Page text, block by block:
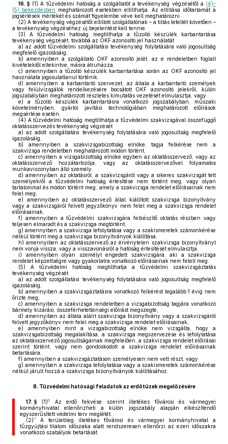
16. § (1) A tűzvédelmi hatóság a szolgáltatót a tevékenység végzésétől a (4)–
(5) bekezdésben meghatározott esetekben eltilthatja. Az eltiltása időtartamát a
jogsértések mértékét és számát figyelembe véve kell meghatározni.
(2) A tevékenység végzésétől eltiltott szolgáltatónak – a tiltás leteltét követően –
a tevékenység végzéséhez új bejelentést kell tennie.
(3) A tűzvédelmi hatóság megtilthatja a tűzoltó készülék karbantartása
tevékenység végzését, továbbá az OKF azonosító jel használatát
a) az adott tűzvédelmi szolgáltatási tevékenység folytatására való jogosultság
megfelelő igazolásáig,
b) amennyiben a szolgáltató OKF azonosító jelét, az e rendeletben foglalt
kivételektől eltekintve, másra átruházza,
c) amennyiben a tűzoltó készülék karbantartása során az OKF azonosító jel
használata jogosulatlanul történik,
d) amennyiben a karbantartó szervezet, az általa a karbantartó személyek
vagy felülvizsgálók rendelkezésére bocsátott OKF azonosító jelekről, külön
jogszabályban meghatározott részletes kimutatás vezetését elmulasztja, vagy
e) a tűzoltó készülék karbantartásra vonatkozó jogszabályban, műszaki
követelményben, gyártói javítási technológiában meghatározott előírások
megsértése esetén.
(4) A tűzvédelmi hatóság megtilthatja a tűzvédelmi szakvizsgával összefüggő
oktatásszervezés tevékenység végzését
a) az adott szolgáltatási tevékenység folytatására való jogosultság megfelelő
igazolásáig,
b) amennyiben a szakvizsgabizottság elnöke, tagja felkérése nem a
szakvizsga rendeletben meghatározott módon történt,
c) amennyiben a vizsgabizottság elnöke egyben az oktatásszervező, vagy az
oktatásszervező hozzátartozója, vagy az oktatásszervezővel folyamatos
munkaviszonyban álló személy,
d) amennyiben az oktatásról, a szakvizsgáról vagy a sikeres szakvizsgát tett
személyekről a tűzvédelmi hatóság értesítése nem történt meg, vagy olyan
tartalommal és módon történt meg, amely a szakvizsga rendelet előírásainak nem
felel meg,
e) amennyiben az oktatásszervező által kiállított szakvizsga bizonyítvány
vagy a szakvizsgáról felvett jegyzőkönyv nem felel meg a szakvizsga rendelet
előírásainak,
f) amennyiben a tűzvédelmi szakvizsgára felkészítő oktatás részben vagy
teljesen elmaradt és a szakvizsga megtörtént,
g) amennyiben a szakvizsga lefolytatása vagy a szakismeretek számonkérése
nélkül történt meg a szakvizsga bizonyítványok kiállítása,
h) amennyiben az oktatásszervező az érvénytelen szakvizsga bizonyítványt
nem vonja vissza, vagy a visszavonásról a hatóság értesítését elmulasztja,
i) amennyiben olyan személyt engedett szakvizsgára, aki a szakvizsga
rendelet képzettségre vagy gyakorlatra vonatkozó előírásainak nem felelt meg.
(5) A tűzvédelmi hatóság megtilthatja a tűzvédelmi szakvizsgáztatás
tevékenység végzését
a) az adott szolgáltatási tevékenység folytatására való jogosultság megfelelő
igazolásáig,
b) amennyiben a szakvizsgáztatásra vonatkozó felkérést legalább 1 évig nem
őrizte meg,
c) amennyiben a szakvizsga rendeletben a vizsgabizottság tagjára vonatkozó
bármely kizárási, összeférhetetlenségi előírást megszegte,
d) amennyiben az általa aláírt szakvizsga bizonyítvány vagy a szakvizsgáról
felvett jegyzőkönyv nem felel meg a szakvizsga rendelet előírásainak,
e) amennyiben mint a vizsgabizottság elnöke nem vizsgálta, hogy a
szakvizsgabizottság megalakítása, a szakvizsga megszervezése és lefolytatása
az oktatásszervező jogosultságainak megfelelően, a szakvizsga rendelet előírásai
szerint történt, vagy nem gondoskodott a szakvizsga rendelet előírásainak
betartására,
f) amennyiben a szakvizsgáztatáson személyesen nem vett részt, vagy
g) amennyiben a szakvizsga lefolytatása vagy a szakismeretek számonkérése
nélkül járult hozzá a szakvizsga bizonyítványok kiállításához.
8. Tűzvédelmi hatósági feladatok az erdőtüzek megelőzésére
17. §(1)6
Az erdő fekvése szerint illetékes fővárosi és vármegyei
kormányhivatal ellenőrizheti a külön jogszabály alapján elkészítendő
egyszerűsített védelmi terv meglétét.
(2)7A területileg illetékes fővárosi és vármegyei kormányhivatal a
tűzgyújtási tilalom időszaka alatt rendszeresen ellenőrzi az ezen időszakra
vonatkozó szabályok betartását.